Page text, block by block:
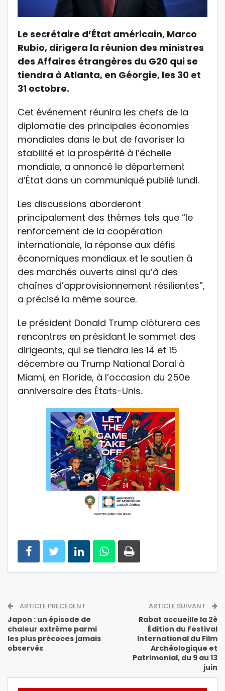
Le secrétaire d’État américain, Marco
Rubio, dirigera la réunion des ministres
des Affaires étrangères du G20 qui se
tiendra à Atlanta, en Géorgie, les 30 et
31 octobre.
Cet événement réunira les chefs de la
diplomatie des principales économies
mondiales dans le but de favoriser la
stabilité et la prospérité à l’échelle
mondiale, a annoncé le département
d’État dans un communiqué publié lundi.
Les discussions aborderont
principalement des thèmes tels que “le
renforcement de la coopération
internationale, la réponse aux défis
économiques mondiaux et le soutien à
des marchés ouverts ainsi qu’à des
chaînes d’approvisionnement résilientes”,
a précisé la même source.
Le président Donald Trump clôturera ces
rencontres en présidant le sommet des
dirigeants, qui se tiendra les 14 et 15
décembre au Trump National Doral à
Miami, en Floride, à l’occasion du 250e
anniversaire des États-Unis.
ARTICLE PRÉCÉDENT
Japon : un épisode de
chaleur extrême parmi
les plus précoces jamais
observés
ARTICLE SUIVANT
Rabat accueille la 2è
Édition du Festival
International du Film
Archéologique et
Patrimonial, du 9 au 13
juin